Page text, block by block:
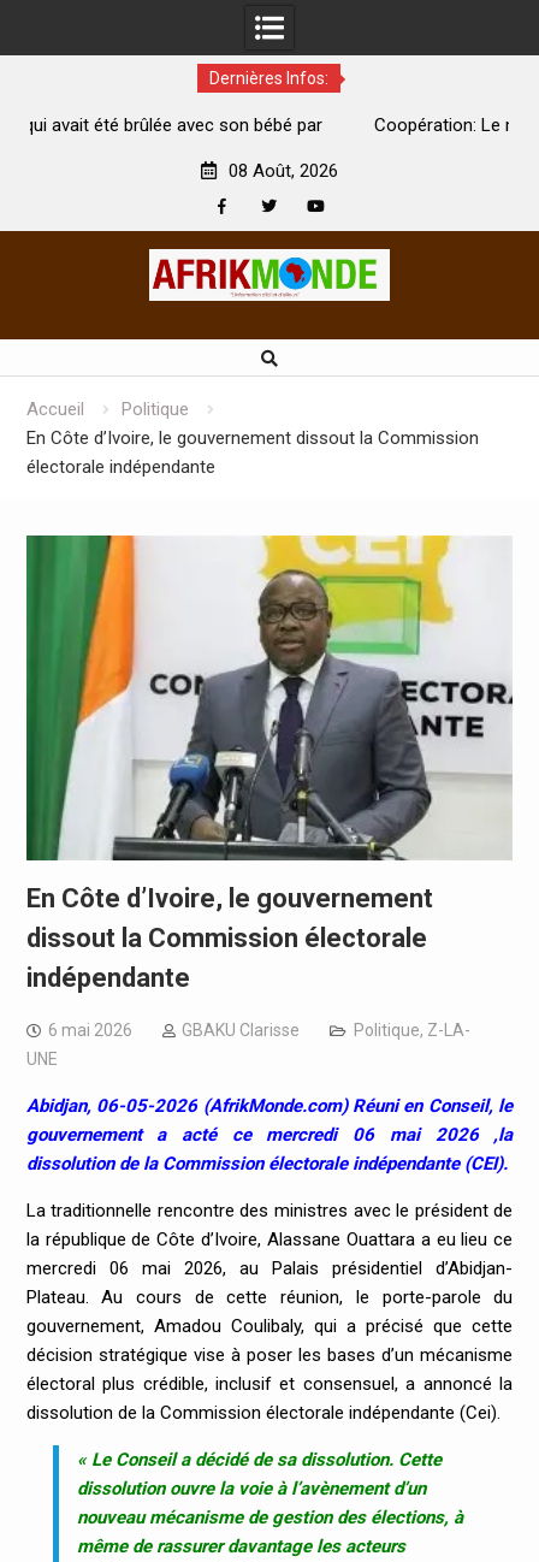
Dernières Infos:
bébé par
Coopération: Le ministre Indien Kirti Vardhan
08 Août, 2026
Accueil
Politique
En Côte d’Ivoire, le gouvernement dissout la Commission
électorale indépendante
En Côte d’Ivoire, le gouvernement
dissout la Commission électorale
indépendante
6 mai 2026 GBAKU Clarisse Politique, Z-LA-
UNE
Abidjan, 06-05-2026 (AfrikMonde.com) Réuni en Conseil, le
gouvernement a acté ce mercredi 06 mai 2026 ,la
dissolution de la Commission électorale indépendante (CEI).
La traditionnelle rencontre des ministres avec le président de
la république de Côte d’Ivoire, Alassane Ouattara a eu lieu ce
mercredi 06 mai 2026, au Palais présidentiel d’Abidjan-
Plateau. Au cours de cette réunion, le porte-parole du
gouvernement, Amadou Coulibaly, qui a précisé que cette
décision stratégique vise à poser les bases d’un mécanisme
électoral plus crédible, inclusif et consensuel, a annoncé la
dissolution de la Commission électorale indépendante (Cei).
« Le Conseil a décidé de sa dissolution. Cette
dissolution ouvre la voie à l’avènement d’un
nouveau mécanisme de gestion des élections, à
même de rassurer davantage les acteurs